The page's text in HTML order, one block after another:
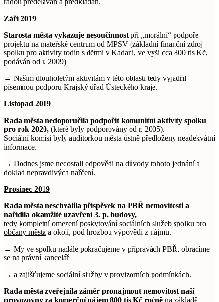
Září 2019
Starosta města vykazuje nesoučinnost při „morální“ podpoře
projektu na mateřské centrum od MPSV (základní finanční zdroj
spolku pro aktivity rodin s dětmi v Kadani, ve výši cca 800 tis Kč,
podáván od r. 2009)
→ Našim dlouholetým aktivitám v této oblasti tedy vyjádřil
písemnou podporu Krajský úřad Ústeckého kraje.
Listopad 2019
Rada města nedoporučila podpořit komunitní aktivity spolku
pro rok 2020, (které byly podporovány od r. 2005).
Sociální komisi byly auditorkou města ústně předloženy neadekvátní
informace.
→ Dodnes jsme nedostali odpovědi na důvody tohoto jednání a
doklad nepravdivých nařčení.
Prosinec 2019
Rada města neschválila příspěvek na PBŘ nemovitosti a
nařídila okamžité uzavření 3. p. budovy,
tedy kompletní omezení poskytování sociálních služeb spolku pro
občany města a okolí, pod hrozbou výpovědi z nájmu.
→ My ve spolku nadále pokračujeme v přípravách PBŘ, obracíme
se na právní kancelář
→ a zajišťujeme sociální služby v provizorních podmínkách.
Rada města zveřejnila záměr pronajmout nemovitost naší
provozovny za komerční nájem 800 tis Kč ročně na základě